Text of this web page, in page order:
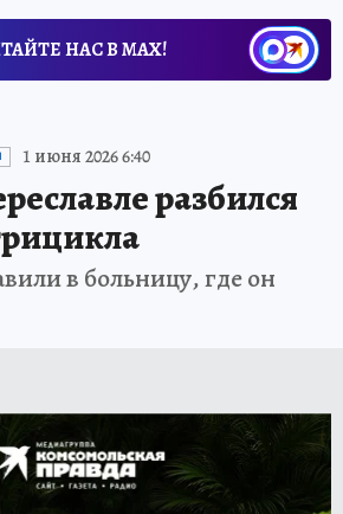
НАС В МАХ!
1 июня 2026 6:40
разбился
в больницу, где он